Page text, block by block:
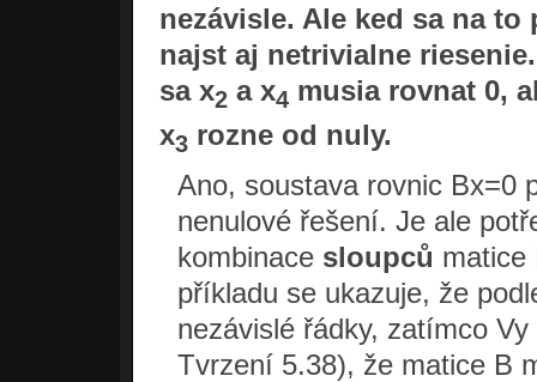
nezávisle. Ale ked sa na to
najst aj netrivialne
sa x2 a x4 musia rovnat 0,
x3 rozne od nuly.
Ano, soustava rovnic Bx=0
nenulové řešení. Je ale
kombinace sloupců matice
příkladu se ukazuje, že
nezávislé řádky, zatímco
Tvrzení 5.38), že matice B